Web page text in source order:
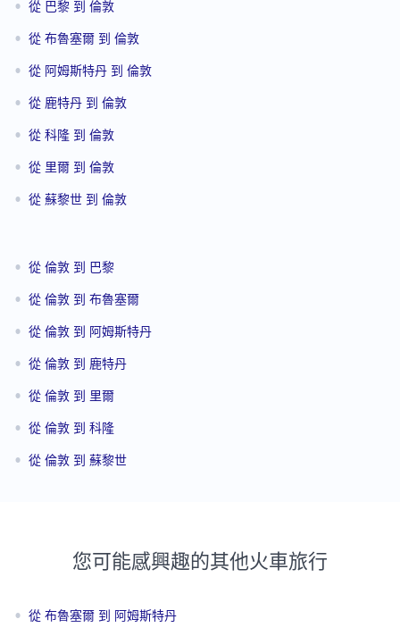
• 從 巴黎 到 倫敦
• 從 布魯塞爾 到 倫敦
• 從 阿姆斯特丹 到 倫敦
• 從 鹿特丹 到 倫敦
• 從 科隆 到 倫敦
• 從 里爾 到 倫敦
• 從 蘇黎世 到 倫敦
• 從 倫敦 到 巴黎
• 從 倫敦 到 布魯塞爾
• 從 倫敦 到 阿姆斯特丹
• 從 倫敦 到 鹿特丹
• 從 倫敦 到 里爾
• 從 倫敦 到 科隆
• 從 倫敦 到 蘇黎世
您可能感興趣的其他火車旅行
• 從 布魯塞爾 到 阿姆斯特丹